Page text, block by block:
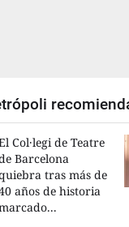
Col·legi de Teatre
Barcelona
tras más de
años de historia